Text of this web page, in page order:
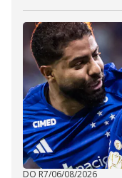
DO R7/06/08/2026